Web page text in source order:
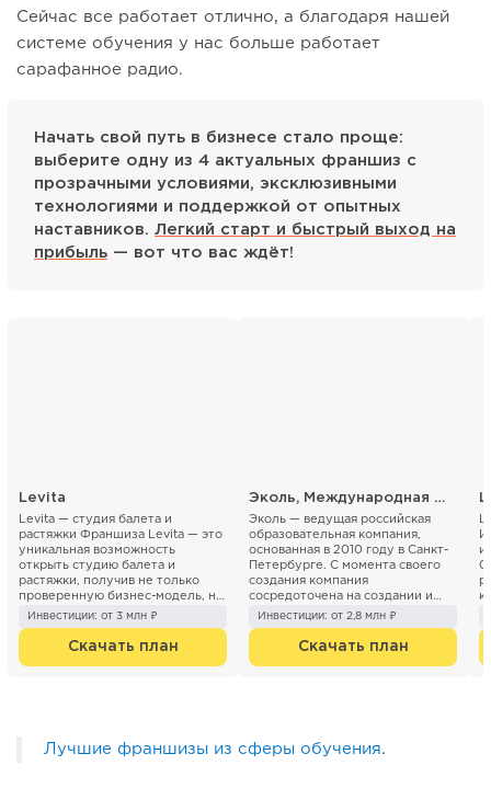
Сейчас все работает отлично, а благодаря нашей
системе обучения у нас больше работает
сарафанное радио.
Начать свой путь в бизнесе стало проще:
выберите одну из 4 актуальных франшиз с
прозрачными условиями, эксклюзивными
технологиями и поддержкой от опытных
наставников. Легкий старт и быстрый выход на
прибыль — вот что вас ждёт!
Levita
Levita — студия балета и
растяжки Франшиза Levita — это
уникальная возможность
открыть студию балета и
растяжки, получив не только
проверенную бизнес-модель, но
и полноценную поддержку ...
Инвестиции: от 3 млн ₽
Скачать план
Эколь, Международная школа профессий
Эколь — ведущая российская
образовательная компания,
основанная в 2010 году в Санкт-
Петербурге. С момента своего
создания компания
сосредоточена на создании и
развитии образовательных
проектов, ...
Инвестиции: от 2,8 млн ₽
Скачать план
Лучшие франшизы из сферы обучения.